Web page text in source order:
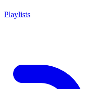
Playlists